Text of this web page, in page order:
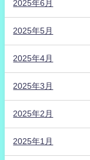
2025年6月
2025年5月
2025年4月
2025年3月
2025年2月
2025年1月